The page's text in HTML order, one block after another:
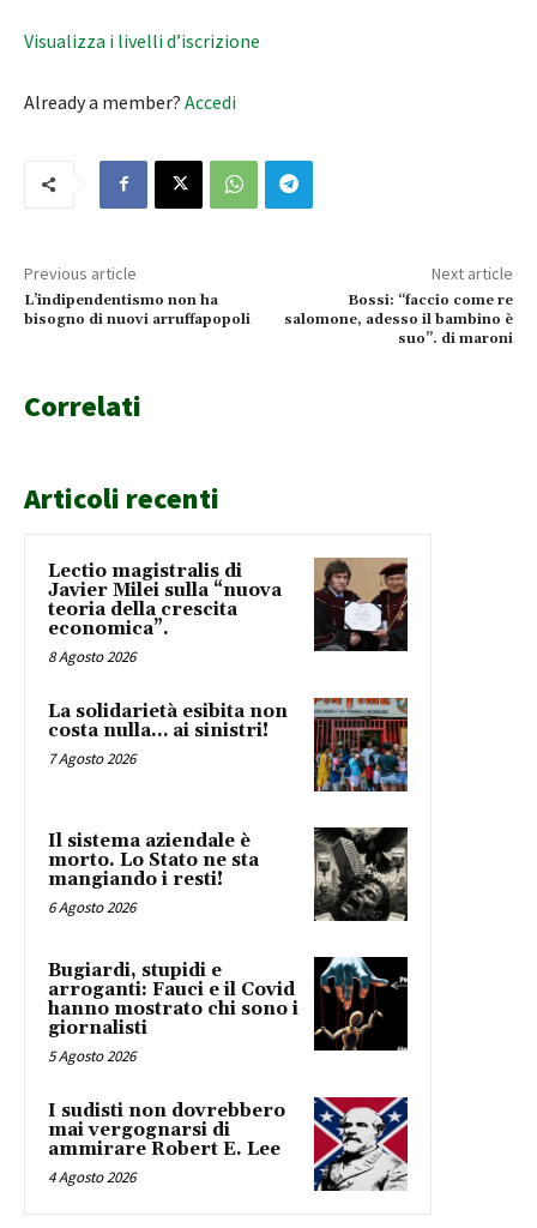
Visualizza i livelli d’iscrizione
Already a member? Accedi
Previous article
L’indipendentismo non ha
bisogno di nuovi arruffapopoli
Next article
Bossi: “faccio come re
salomone, adesso il bambino è
suo”. di maroni
Correlati
Articoli recenti
Lectio magistralis di
Javier Milei sulla “nuova
teoria della crescita
economica”.
8 Agosto 2026
La solidarietà esibita non
costa nulla… ai sinistri!
7 Agosto 2026
Il sistema aziendale è
morto. Lo Stato ne sta
mangiando i resti!
6 Agosto 2026
Bugiardi, stupidi e
arroganti: Fauci e il Covid
hanno mostrato chi sono i
giornalisti
5 Agosto 2026
I sudisti non dovrebbero
mai vergognarsi di
ammirare Robert E. Lee
4 Agosto 2026